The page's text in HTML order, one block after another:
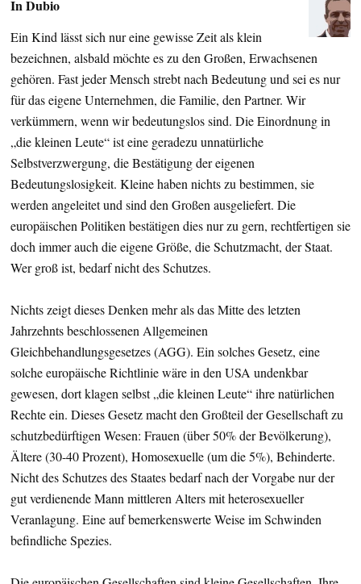
In Dubio
Ein Kind lässt sich nur eine gewisse Zeit als klein
bezeichnen, alsbald möchte es zu den Großen, Erwachsenen
gehören. Fast jeder Mensch strebt nach Bedeutung und sei es nur
für das eigene Unternehmen, die Familie, den Partner. Wir
verkümmern, wenn wir bedeutungslos sind. Die Einordnung in
„die kleinen Leute“ ist eine geradezu unnatürliche
Selbstverzwergung, die Bestätigung der eigenen
Bedeutungslosigkeit. Kleine haben nichts zu bestimmen, sie
werden angeleitet und sind den Großen ausgeliefert. Die
europäischen Politiken bestätigen dies nur zu gern, rechtfertigen sie
doch immer auch die eigene Größe, die Schutzmacht, der Staat.
Wer groß ist, bedarf nicht des Schutzes.
Nichts zeigt dieses Denken mehr als das Mitte des letzten
Jahrzehnts beschlossenen Allgemeinen
Gleichbehandlungsgesetzes (AGG). Ein solches Gesetz, eine
solche europäische Richtlinie wäre in den USA undenkbar
gewesen, dort klagen selbst „die kleinen Leute“ ihre natürlichen
Rechte ein. Dieses Gesetz macht den Großteil der Gesellschaft zu
schutzbedürftigen Wesen: Frauen (über 50% der Bevölkerung),
Ältere (30-40 Prozent), Homosexuelle (um die 5%), Behinderte.
Nicht des Schutzes des Staates bedarf nach der Vorgabe nur der
gut verdienende Mann mittleren Alters mit heterosexueller
Veranlagung. Eine auf bemerkenswerte Weise im Schwinden
befindliche Spezies.